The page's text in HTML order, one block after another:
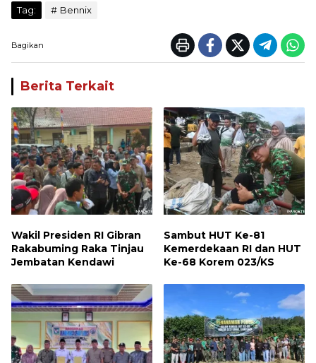
Tag: Bennix
Bagikan
Berita Terkait
Wakil Presiden RI Gibran
Rakabuming Raka Tinjau
Jembatan Kendawi
Sambut HUT Ke-81
Kemerdekaan RI dan HUT
Ke-68 Korem 023/KS